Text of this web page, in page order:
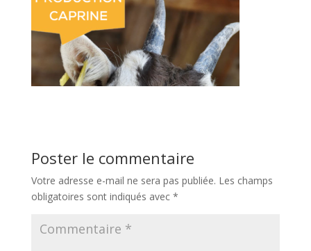
Poster le commentaire
Votre adresse e-mail ne sera pas publiée. Les champs
obligatoires sont indiqués avec *